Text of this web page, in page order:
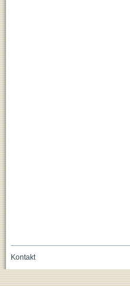
Kontakt